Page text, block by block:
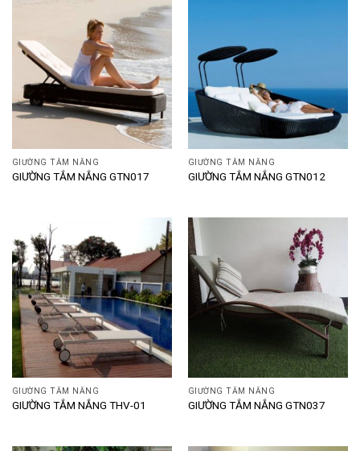
GIƯỜNG TẮM NẮNG
GIƯỜNG TẮM NẮNG GTN017
GIƯỜNG TẮM NẮNG
GIƯỜNG TẮM NẮNG GTN012
GIƯỜNG TẮM NẮNG
GIƯỜNG TẮM NẮNG THV-01
GIƯỜNG TẮM NẮNG
GIƯỜNG TẮM NẮNG GTN037